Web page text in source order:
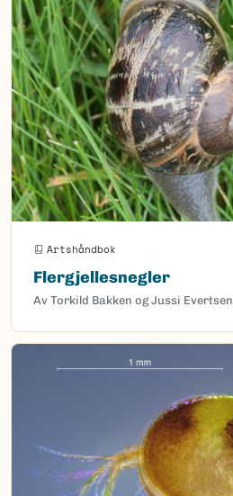
Artshåndbok
Flergjellesnegler
Av Torkild Bakken og Jussi Evertsen